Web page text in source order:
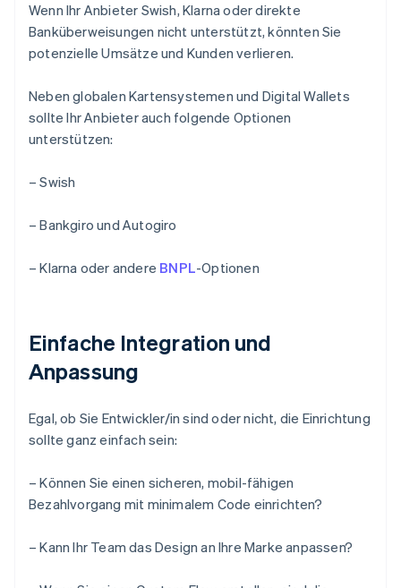
Wenn Ihr Anbieter Swish, Klarna oder direkte
Banküberweisungen nicht unterstützt, könnten Sie
potenzielle Umsätze und Kunden verlieren.
Neben globalen Kartensystemen und Digital Wallets
sollte Ihr Anbieter auch folgende Optionen
unterstützen:
– Swish
– Bankgiro und Autogiro
– Klarna oder andere BNPL-Optionen
Einfache Integration und
Anpassung
Egal, ob Sie Entwickler/in sind oder nicht, die Einrichtung
sollte ganz einfach sein:
– Können Sie einen sicheren, mobil-fähigen
Bezahlvorgang mit minimalem Code einrichten?
– Kann Ihr Team das Design an Ihre Marke anpassen?